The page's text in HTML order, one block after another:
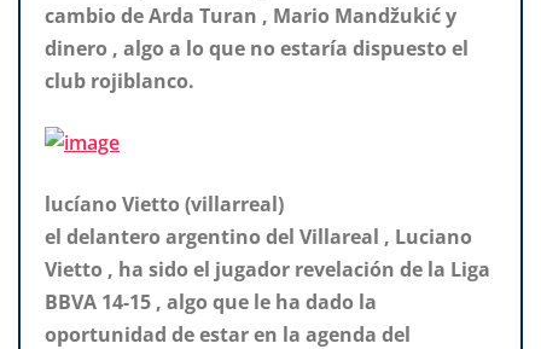
cambio de Arda Turan , Mario Mandžukić y
dinero , algo a lo que no estaría dispuesto el
club rojiblanco.
lucíano Vietto (villarreal)
el delantero argentino del Villareal , Luciano
Vietto , ha sido el jugador revelación de la Liga
BBVA 14-15 , algo que le ha dado la
oportunidad de estar en la agenda del